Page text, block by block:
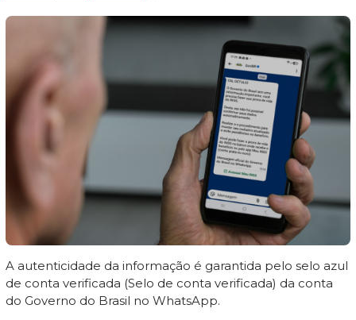
A autenticidade da informação é garantida pelo selo azul
de conta verificada (Selo de conta verificada) da conta
do Governo do Brasil no WhatsApp.